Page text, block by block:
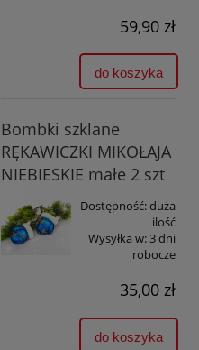
59,90 zł
do koszyka
Bombki szklane
RĘKAWICZKI MIKOŁAJA
NIEBIESKIE małe 2 szt
Dostępność:duża
ilość
Wysyłka w:3 dni
robocze
35,00 zł
do koszyka